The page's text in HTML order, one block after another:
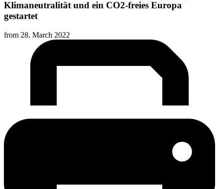
Klimaneutralität und ein CO2-freies Europa
gestartet
from 28. March 2022